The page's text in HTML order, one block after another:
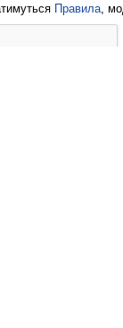
Правила ,